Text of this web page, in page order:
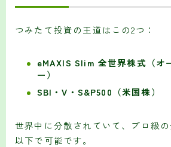
つみたて投資の王道はこの2つ：
eMAXIS Slim 全世界株式（オ
ー）
SBI・V・S&P500（米国株）
世界中に分散されていて、プロ級
以下で可能です。